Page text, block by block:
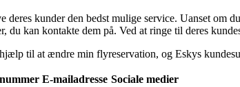
deres kunder den bedst mulige service. Uanset om
du kan kontakte dem på. Ved at ringe til deres
til at ændre min flyreservation, og Eskys
E-mailadresse Sociale medier